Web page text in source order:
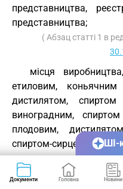
представництва,
представництва;
( Абзац статті 1 в
місця
етиловим,
дистилятом, спиртом
виноградним,
плодовим,
спиртом-сирцем
алкогольними
рідинами, що
Документи Головна Новини
ШІ-